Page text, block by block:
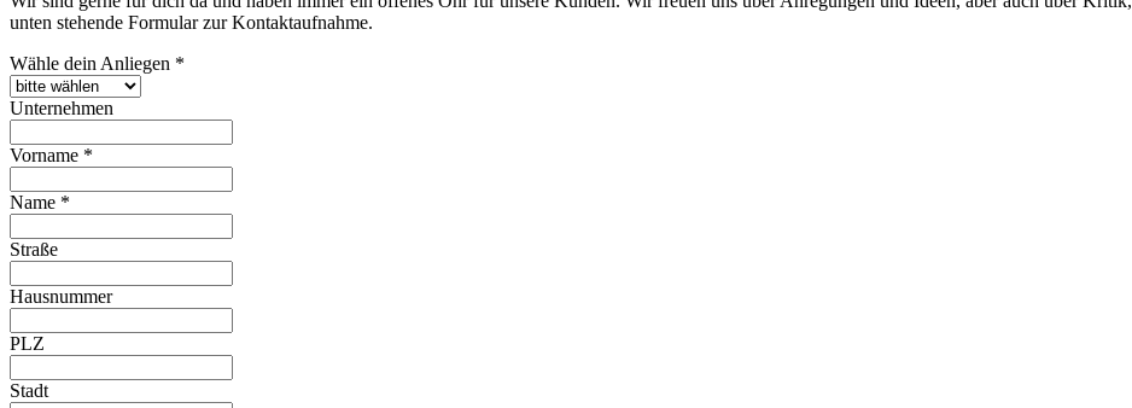
unten stehende Formular zur Kontaktaufnahme.
Wähle dein Anliegen *
Unternehmen
Vorname *
Name *
Straße
Hausnummer
PLZ
Stadt